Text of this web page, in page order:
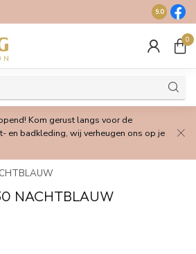
Gratis
9.0
0
Kom gerust langs voor de
en badkleding, wij verheugen ons op je
NACHTBLAUW